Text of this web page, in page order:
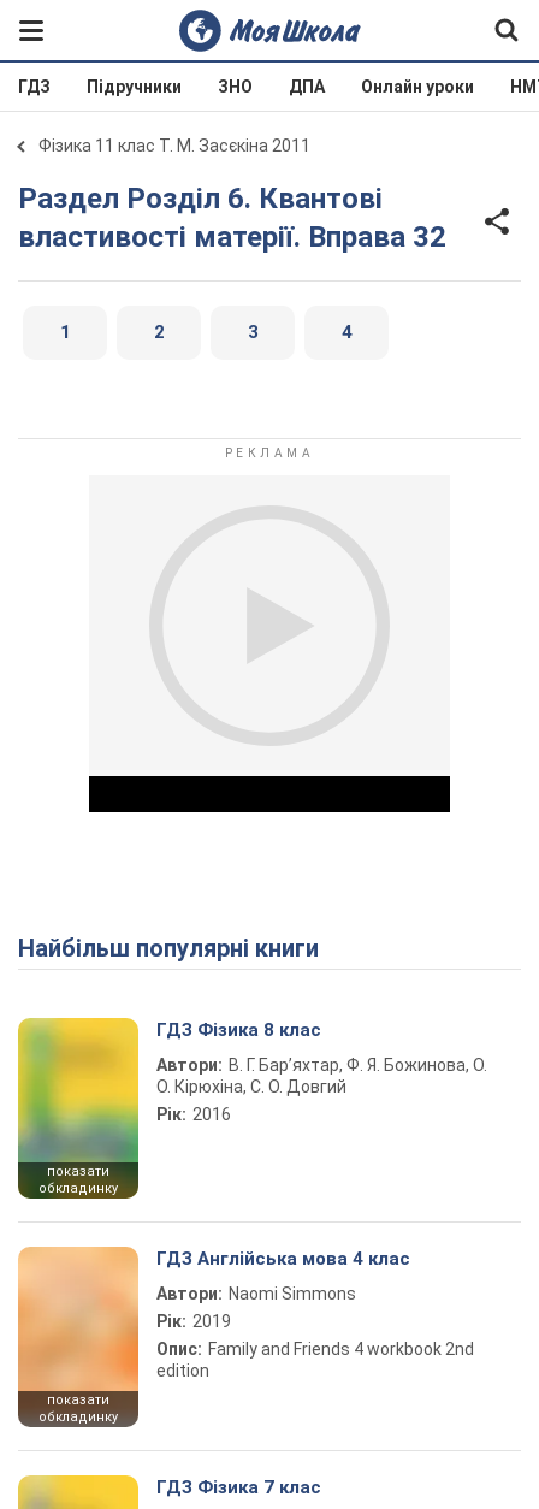
ГДЗ Підручники ЗНО ДПА Онлайн уроки
Фізика 11 клас Т. М. Засєкіна 2011
Раздел Розділ 6. Квантові
властивості матерії. Вправа 32
1 2 3 4
Play Video
Найбільш популярні книги
показати
обкладинку
ГДЗ Фізика 8 клас
Автори: В. Г. Бар’яхтар, Ф. Я. Божинова, О.
О. Кірюхіна, С. О. Довгий
Рік: 2016
показати
обкладинку
ГДЗ Англійська мова 4 клас
Автори: Naomi Simmons
Рік: 2019
Опис: Family and Friends 4 workbook 2nd
edition
ГДЗ Фізика 7 клас